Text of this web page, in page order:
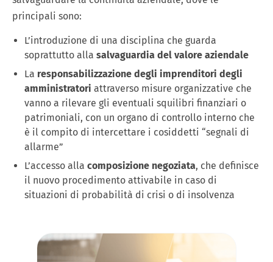
principali sono:
L’introduzione di una disciplina che guarda
soprattutto alla salvaguardia del valore aziendale
La responsabilizzazione degli imprenditori degli
amministratori attraverso misure organizzative che
vanno a rilevare gli eventuali squilibri finanziari o
patrimoniali, con un organo di controllo interno che
è il compito di intercettare i cosiddetti “segnali di
allarme”
L’accesso alla composizione negoziata, che definisce
il nuovo procedimento attivabile in caso di
situazioni di probabilità di crisi o di insolvenza